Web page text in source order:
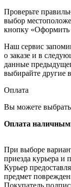
Проверьте
выбор
кнопку «Оформить
Наш сервис
о заказе и в
данные
выбирайте другие
Оплата
Вы можете
Оплата
При выборе
приезда курьера и
Курьер
предмет
Покупатель